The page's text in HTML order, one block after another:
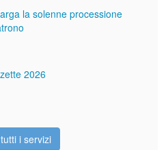
la solenne processione
2026
i servizi